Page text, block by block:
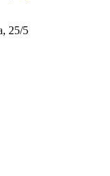
25/5